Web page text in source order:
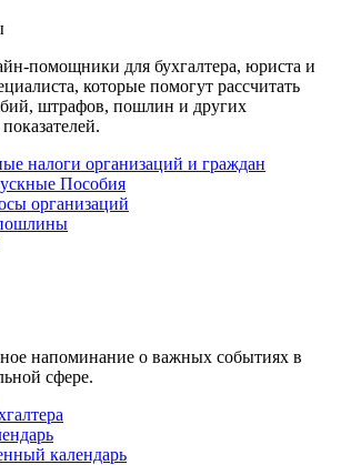
помощники для бухгалтера, юриста и
которые помогут рассчитать
штрафов, пошлин и других
налоги организаций и граждан
Пособия
организаций
напоминание о важных событиях в
сфере.
календарь